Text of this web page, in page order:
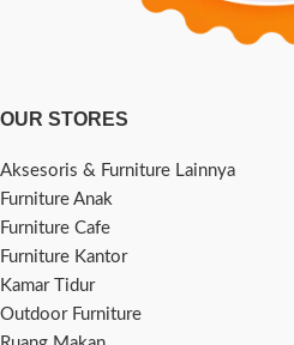
OUR STORES
Aksesoris & Furniture Lainnya
Furniture Anak
Furniture Cafe
Furniture Kantor
Kamar Tidur
Outdoor Furniture